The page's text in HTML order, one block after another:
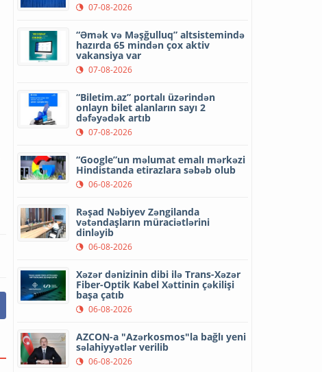
07-08-2026
“Əmək və Məşğulluq” altsistemində
hazırda 65 mindən çox aktiv
vakansiya var
07-08-2026
“Biletim.az” portalı üzərindən
onlayn bilet alanların sayı 2
dəfəyədək artıb
07-08-2026
“Google”un məlumat emalı mərkəzi
Hindistanda etirazlara səbəb olub
06-08-2026
Rəşad Nəbiyev Zəngilanda
vətəndaşların müraciətlərini
dinləyib
06-08-2026
Xəzər dənizinin dibi ilə Trans-Xəzər
Fiber-Optik Kabel Xəttinin çəkilişi
başa çatıb
06-08-2026
AZCON-a "Azərkosmos"la bağlı yeni
səlahiyyətlər verilib
06-08-2026